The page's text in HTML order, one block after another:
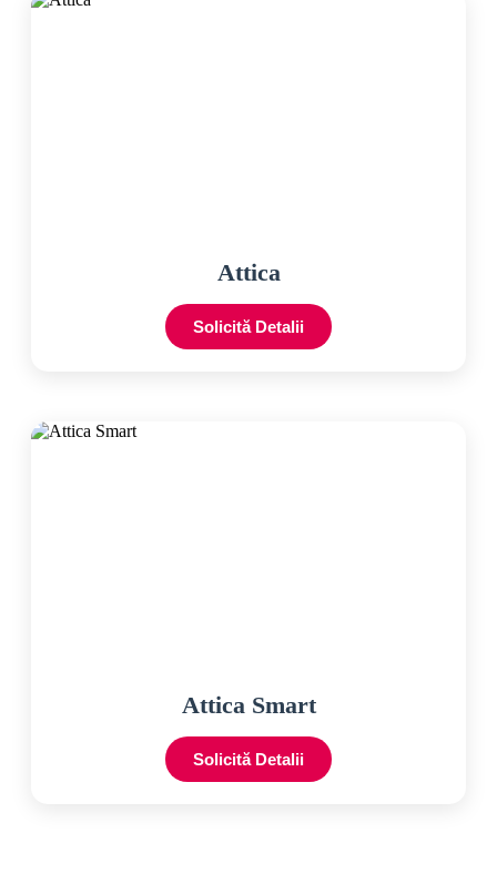
Attica
Solicită Detalii
Attica Smart
Solicită Detalii